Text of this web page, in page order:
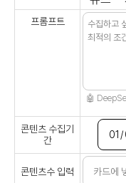
프롬프트
🤖
콘텐츠 수집기
간
콘텐츠수 입력